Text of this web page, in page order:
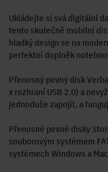
Ukládejte si svá digitální
tento skutečně mobilní
hladký design se na
perfektní doplněk
Přenosný pevný disk
x rozhraní USB 2.0) a
jednoduše zapojit, a
Přenosné pevné disky
souborovým systémem
systémech Windows a